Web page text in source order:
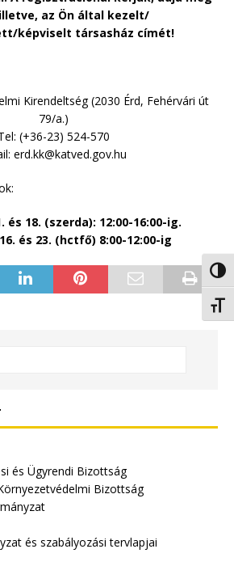
az Ön által kezelt/
képviselt társasház címét!
Kirendeltség (2030 Érd, Fehérvári út
79/a.)
(+36-23) 524-570
erd.kk@katved.gov.hu
és 18. (szerda): 12:00-16:00-ig.
és 23. (hctfő) 8:00-12:00-ig
és Ügyrendi Bizottság
Bizottság
és szabályozási tervlapjai